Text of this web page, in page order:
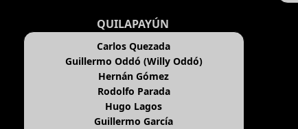
QUILAPAYÚN
Carlos Quezada
Guillermo Oddó (Willy Oddó)
Hernán Gómez
Rodolfo Parada
Hugo Lagos
Guillermo García